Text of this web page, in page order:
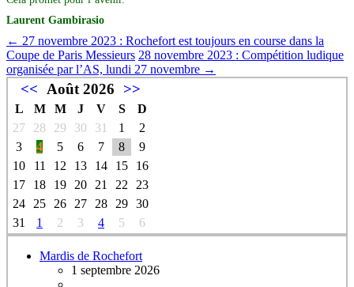
Laurent Gambirasio
← 27 novembre 2023 : Rochefort est toujours en course dans la
Coupe de Paris Messieurs 28 novembre 2023 : Compétition ludique
organisée par l’AS, lundi 27 novembre →
<< Août 2026 >>
L M M J V S
D
27
28 29 30 31 1
2
3
4 5 6 7 8
9
10
11 12 13 14 15
16
17
18 19 20 21 22
23
24
25 26 27 28 29 30
31
1 2 3 4 5 6
Mardis de Rochefort
1 septembre 2026